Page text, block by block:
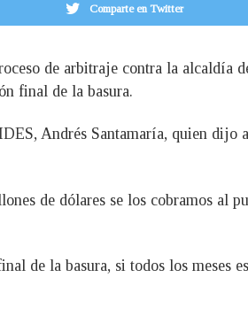
Comparte en Twitter
de arbitraje contra la alcaldía
final de la basura.
Andrés Santamaría, quien dijo
de dólares se los cobramos al
de la basura, si todos los meses